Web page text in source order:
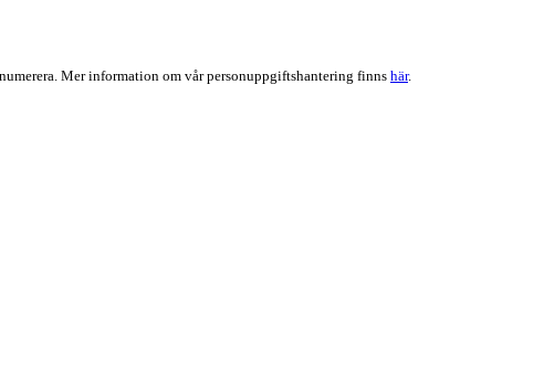
Mer information om vår personuppgiftshantering finns här.